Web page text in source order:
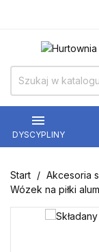

DYSCYPLINY
Start Akcesoria
Wózek na piłki